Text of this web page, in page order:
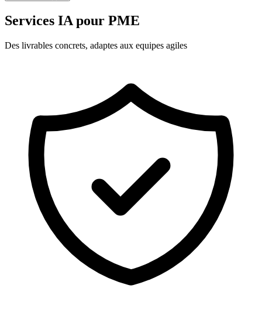
Services IA pour PME
Des livrables concrets, adaptes aux equipes agiles